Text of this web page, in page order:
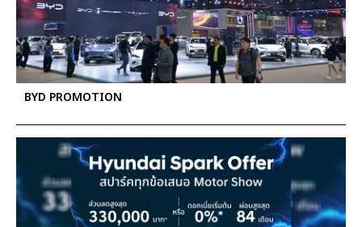
BYD PROMOTION